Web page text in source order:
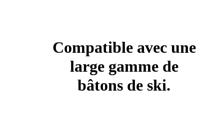
Compatible avec une
large gamme de
bâtons de ski.